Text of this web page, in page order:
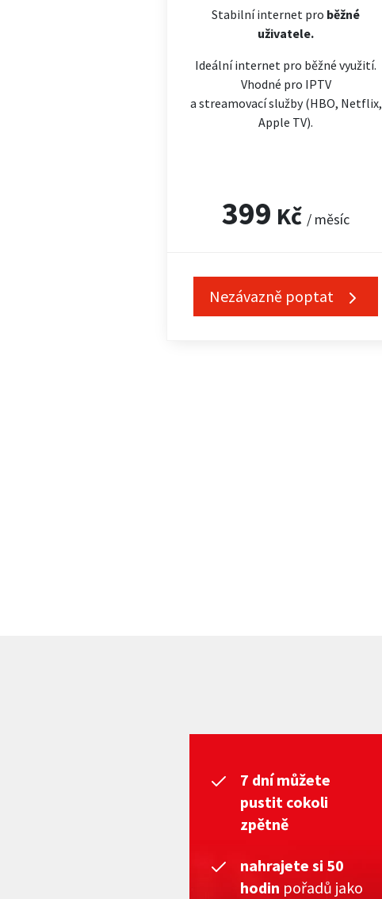
Stabilní internet pro běžné
uživatele.
Ideální internet pro běžné využití.
Vhodné pro IPTV
a streamovací služby (HBO, Netflix,
Apple TV).
399 Kč / měsíc
Nezávazně poptat
7 dní můžete
pustit cokoli
zpětně
nahrajete si 50
hodin pořadů jako